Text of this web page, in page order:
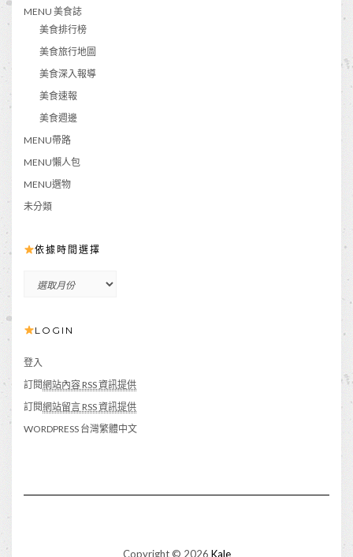
MENU 美食誌
美食排行榜
美食旅行地圖
美食深入報導
美食速報
美食週邊
MENU帶路
MENU懶人包
MENU選物
未分類
依據時間選擇
間
擇
LOGIN
登入
訂閱網站內容 RSS 資訊提供
訂閱網站留言 RSS 資訊提供
WORDPRESS 台灣繁體中文
Copyright © 2026 Kale